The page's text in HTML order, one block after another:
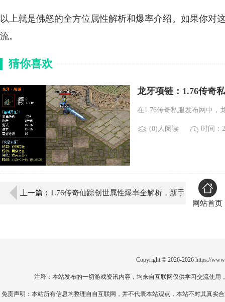
以上就是佛怒的全方位属性解析和爆率介绍。如果你对
流。
猜你喜欢
龙牙项链：1.76传奇
在1.76传奇私服发布网中，
(0)人阅读 时间：
上一篇： 1.76传奇仙踪创世属性爆率全解析，新手
网站首页
Copyright © 2026-2026 https://
注释：本站发布的一切游戏资讯内容，均来自互联网仅供学习交流使
免责声明：本站所有信息均整理自自互联网，并不代表本站观点，本站不对其真实